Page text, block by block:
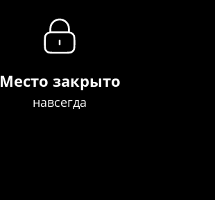
Место закрыто
навсегда